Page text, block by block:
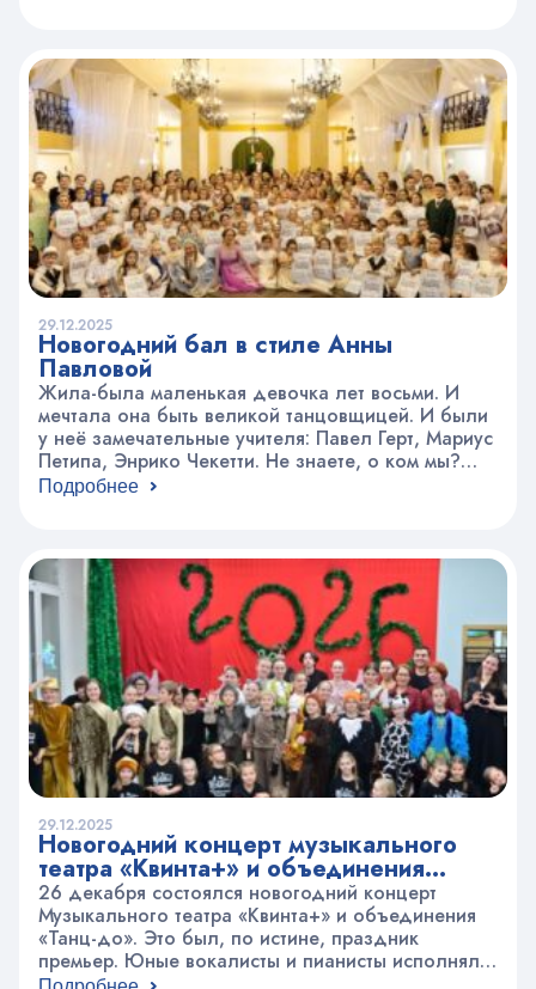
рождения Карла Брюллова. В честь чего
крупнейшие музеи России представили свои
экспозиции. В Третьяковской галерее…
29.12.2025
Новогодний бал в стиле Анны
Павловой
Жила-была маленькая девочка лет восьми. И
мечтала она быть великой танцовщицей. И были
у неё замечательные учителя: Павел Герт, Мариус
Петипа, Энрико Чекетти. Не знаете, о ком мы?
Это мы говорим об Анне Павловой!? Именно в
по историко-бытовому танцу. А что же…
Подробнее
29.12.2025
Новогодний концерт музыкального
театра «Квинта+» и объединения
«Танц-до»
26 декабря состоялся новогодний концерт
Музыкального театра «Квинта+» и объединения
«Танц-до». Это был, по истине, праздник
премьер. Юные вокалисты и пианисты исполняли